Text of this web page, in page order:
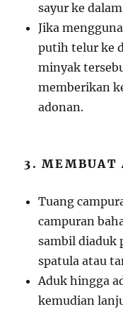
sayur ke
Jika
putih telur ke
minyak
memberikan
adonan.
3. MEMBUAT
Tuang
campuran
sambil diaduk
spatula atau
Aduk hingga
kemudian